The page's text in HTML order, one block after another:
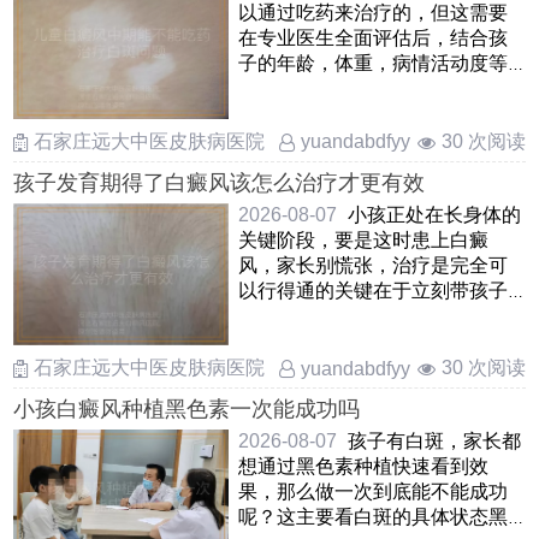
以通过吃药来治疗的，但这需要
在专业医生全面评估后，结合孩
子的年龄，体重，病情活动度等
石家庄远大中医皮肤病医院
yuandabdfyy 30 次阅读
孩子发育期得了白癜风该怎么治疗才更有效
2026-08-07 小孩正处在长身体的
关键阶段，要是这时患上白癜
风，家长别慌张，治疗是完全可
以行得通的关键在于立刻带孩子
石家庄远大中医皮肤病医院
yuandabdfyy 30 次阅读
小孩白癜风种植黑色素一次能成功吗
2026-08-07 孩子有白斑，家长都
想通过黑色素种植快速看到效
果，那么做一次到底能不能成功
呢？这主要看白斑的具体状态黑